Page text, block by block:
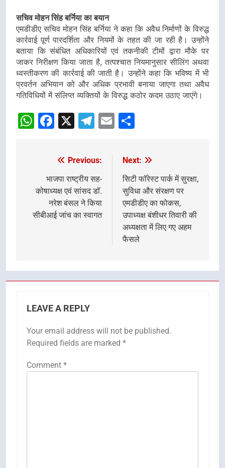
सचिव मोहन सिंह बर्निया का बयान
एमडीडीए सचिव मोहन सिंह बर्निया ने कहा कि अवैध निर्माणों के विरुद्ध
कार्रवाई पूर्ण पारदर्शिता और नियमों के तहत की जा रही है। उन्होंने
बताया कि संबंधित अधिकारियों एवं तकनीकी टीमों द्वारा मौके पर
जाकर निरीक्षण किया जाता है, तत्पश्चात नियमानुसार सीलिंग अथवा
ध्वस्तीकरण की कार्रवाई की जाती है। उन्होंने कहा कि भविष्य में भी
प्रवर्तन अभियान को और अधिक प्रभावी बनाया जाएगा तथा अवैध
गतिविधियों में संलिप्त व्यक्तियों के विरुद्ध कठोर कदम उठाए जाएंगे।
WhatsApp
Facebook
X Telegram
Email
navigation
Previous:
भाजपा राष्ट्रीय सह-
कोषाध्यक्ष एवं सांसद डॉ.
नरेश बंसल ने किया
सीबीआई जांच का स्वागत
Next:
सिटी फॉरेस्ट पार्क में सुरक्षा,
सुविधा और संरक्षण पर
एमडीडीए का फोकस,
उपाध्यक्ष बंशीधर तिवारी की
अध्यक्षता में लिए गए अहम
फैसले
LEAVE A REPLY
Your email address will not be published.
Required fields are marked *
Comment *